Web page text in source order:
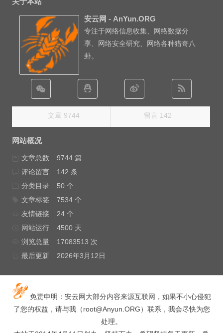
安云网 - AnYun.ORG
专注于网络信息收集、网络数据分
享、网络安全研究、网络各种猎奇八
卦。
文章 9744 留言 142
网站概况
文章总数
9744 篇
评论留言
142 条
分类目录
50 个
文章标签
7534 个
友情链接
24 个
网站运行
4500 天
浏览总量
17083513 次
最后更新
2026年3月12日
免责申明：安云网大部分内容来源互联网，如果不小心侵犯
了您的权益，请与我（root@Anyun.ORG）联系，我会尽快为您
处理。